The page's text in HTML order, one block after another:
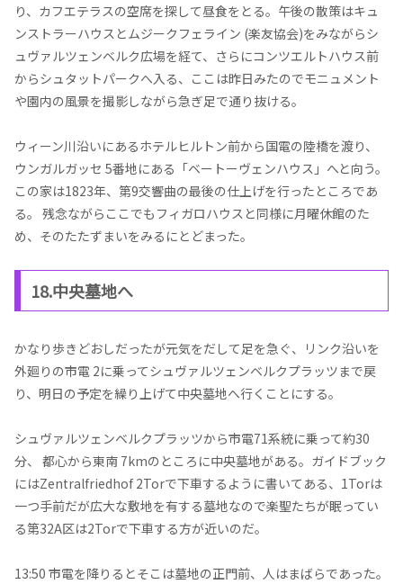
り、カフエテラスの空席を探して昼食をとる。午後の散策はキュ
ンストラーハウスとムジークフェライン (楽友協会)をみながらシ
ュヴァルツェンベルク広場を経て、さらにコンツエルトハウス前
からシュタットパークへ入る、ここは昨日みたのでモニュメント
や園内の風景を撮影しながら急ぎ足で通り抜ける。
ウィーン川沿いにあるホテルヒルトン前から国電の陸橋を渡り、
ウンガルガッセ 5番地にある「ベートーヴェンハウス」へと向う。
この家は1823年、第9交響曲の最後の仕上げを行ったところであ
る。 残念ながらここでもフィガロハウスと同様に月曜休館のた
め、そのたたずまいをみるにとどまった。
18.中央墓地へ
かなり歩きどおしだったが元気をだして足を急ぐ、リンク沿いを
外廻りの市電 2に乗ってシュヴァルツェンベルクプラッツまで戻
り、明日の予定を繰り上げて中央墓地へ行くことにする。
シュヴァルツェンベルクプラッツから市電71系統に乗って約30
分、 都心から東南 7kmのところに中央墓地がある。ガイドブック
にはZentralfriedhof 2Torで下車するように書いてある、1Torは
一つ手前だが広大な敷地を有する墓地なので楽聖たちが眠ってい
る第32A区は2Torで下車する方が近いのだ。
13:50 市電を降りるとそこは墓地の正門前、人はまばらであった。